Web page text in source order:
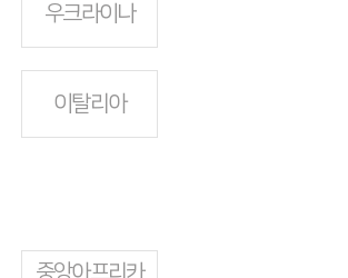
우크라이나
이탈리아
중앙아프리카